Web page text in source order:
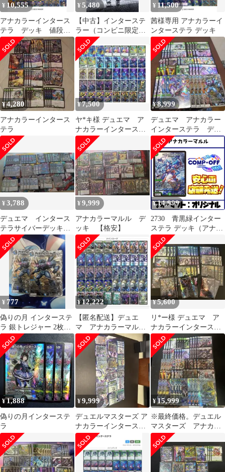
¥ 10,555
アナカラーインタース
テラ デッキ 値段交
渉可
¥5,480
【中古】インターステ
ラー（コンビニ限定商
品）
¥ 11,500
茜様専用 アナカラーイ
ンターステラ デッキ
¥4,280
アナカラーインタース
テラ
¥7,500
ヤ*キ様 デュエマ ア
ナカラーインターステ
ラ おまけ付き
¥8,999
デュエマ アナカラー
インターステラ デッ
キ アナカラーマルル
¥3,788
デュエマ インタース
テラサイバーデッキ
オリジナル
¥9,999
アナカラーマルル デ
ッキ 【格安】
¥14,999
2730 青黒緑インター
ステラ デッキ（アナカ
ラーインターステラ、
アナカラーマルル）コ
ンプオフ デュエマ
デッキ
¥ 777
偽りの月 インターステ
ラ 銀トレジャー 2枚セ
ット
¥12,222
【匿名配送】デュエ
マ アナカラーマルル
（インターステラ
型） 3重スリーブ付き
¥5,600
リ*ー様 デュエマ ア
ナカラーインターステ
ラ デッキ
¥1,888
偽りの月インターステ
ラ
¥9,999
デュエルマスターズ ア
ナカラーインターステ
ラデッキ 本格構
築 おまけ付き
¥15,999
※最終価格。デュエル
マスターズ アナカラ
ーインターステラ マル
ル パーツまとめ